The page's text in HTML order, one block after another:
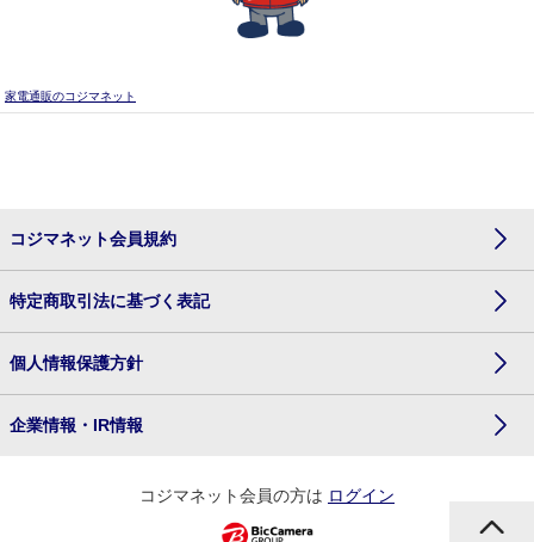
家電通販のコジマネット
コジマネット会員規約
特定商取引法に基づく表記
個人情報保護方針
企業情報・IR情報
コジマネット会員の方は ログイン